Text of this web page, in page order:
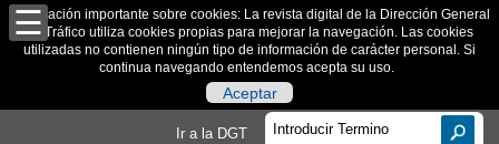
Información importante sobre cookies: La revista digital de la Dirección General
de Tráfico utiliza cookies propias para mejorar la navegación. Las cookies
utilizadas no contienen ningún tipo de información de carácter personal. Si
continua navegando entendemos acepta su uso.
Aceptar
Ir a la DGT